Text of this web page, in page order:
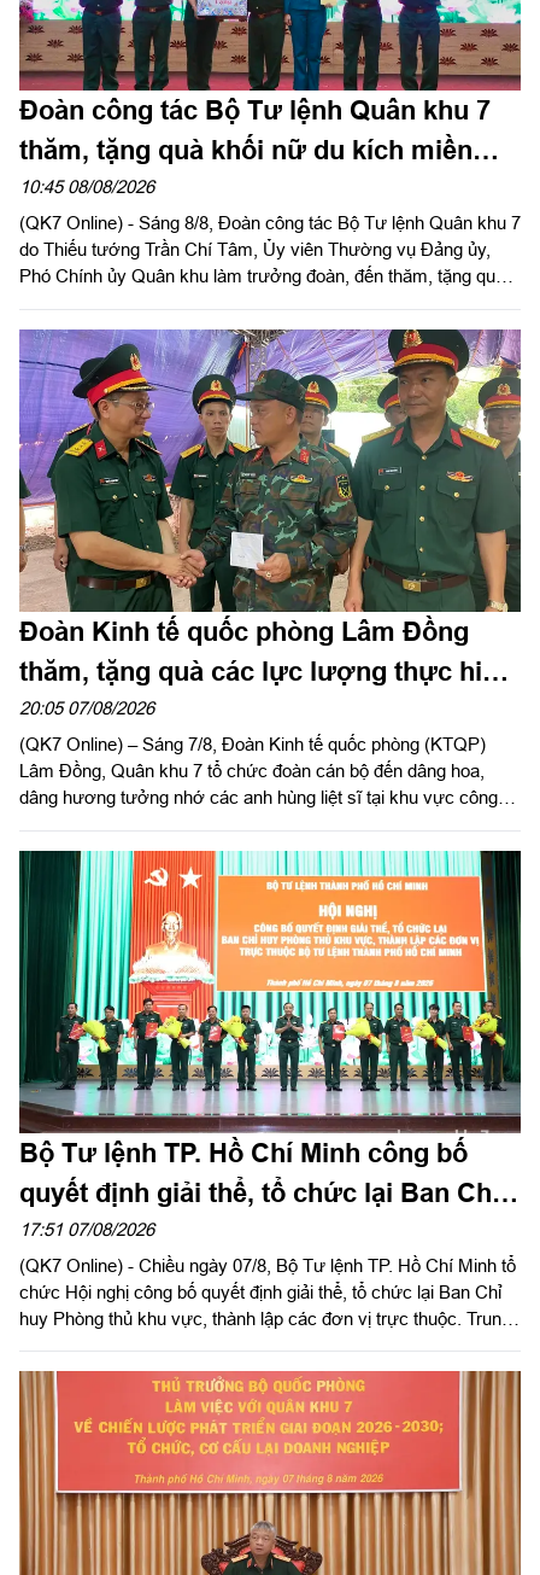
Đoàn công tác Bộ Tư lệnh Quân khu 7
thăm, tặng quà khối nữ du kích miền
Nam tham gia chương trình "Tổ quốc
trong tim"
10:45 08/08/2026
(QK7 Online) - Sáng 8/8, Đoàn công tác Bộ Tư lệnh Quân khu 7
do Thiếu tướng Trần Chí Tâm, Ủy viên Thường vụ Đảng ủy,
Phó Chính ủy Quân khu làm trưởng đoàn, đến thăm, tặng quà
vụ chương trình "Tổ quốc trong tim" do báo Nhân dân tổ chức.
Đoàn Kinh tế quốc phòng Lâm Đồng
thăm, tặng quà các lực lượng thực hiện
nhiệm vụ tìm kiếm, quy tập hài cốt liệt sĩ
20:05 07/08/2026
(QK7 Online) – Sáng 7/8, Đoàn Kinh tế quốc phòng (KTQP)
Lâm Đồng, Quân khu 7 tổ chức đoàn cán bộ đến dâng hoa,
dâng hương tưởng nhớ các anh hùng liệt sĩ tại khu vực công
Đồng Nai do Thượng tá Đinh Nho Hùng, Đoàn trưởng Đoàn
KTQP Lâm Đồng làm trưởng đoàn.
Bộ Tư lệnh TP. Hồ Chí Minh công bố
quyết định giải thể, tổ chức lại Ban Chỉ
huy PTKV, thành lập các đơn vị trực
thuộc
17:51 07/08/2026
(QK7 Online) - Chiều ngày 07/8, Bộ Tư lệnh TP. Hồ Chí Minh tổ
chức Hội nghị công bố quyết định giải thể, tổ chức lại Ban Chỉ
huy Phòng thủ khu vực, thành lập các đơn vị trực thuộc. Trung
Ủy viên Quân ủy Trung ương, Phó Bí thư Đảng ủy, Tư lệnh
Quân khu dự, chỉ đạo hội nghị. Thiếu tướng Vũ Văn Điền, Ủy
viên Ban Thường vụ Thành ủy, Tư lệnh Bộ Tư lệnh TP. Hồ Chí
Minh chủ trì hội nghị.